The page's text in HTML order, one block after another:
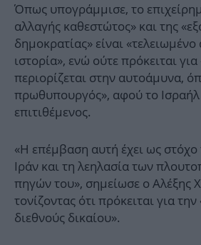
Όπως υπογράμμισε, το
αλλαγής καθεστώτος» και της
δημοκρατίας» είναι
ιστορία», ενώ ούτε πρόκειται
περιορίζεται στην αυτοάμυνα,
πρωθυπουργός», αφού το Ισραήλ
επιτιθέμενος.
«Η επέμβαση αυτή έχει ως στόχο
Ιράν και τη λεηλασία των
πηγών του», σημείωσε ο Αλέξης
τονίζοντας ότι πρόκειται για
διεθνούς δικαίου».